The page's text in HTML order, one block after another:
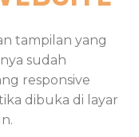
tampilan yang
sudah
responsive
dibuka di layar